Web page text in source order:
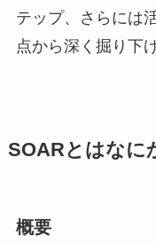
テップ、さらには
点から深く掘り下
SOARとはなに
概要